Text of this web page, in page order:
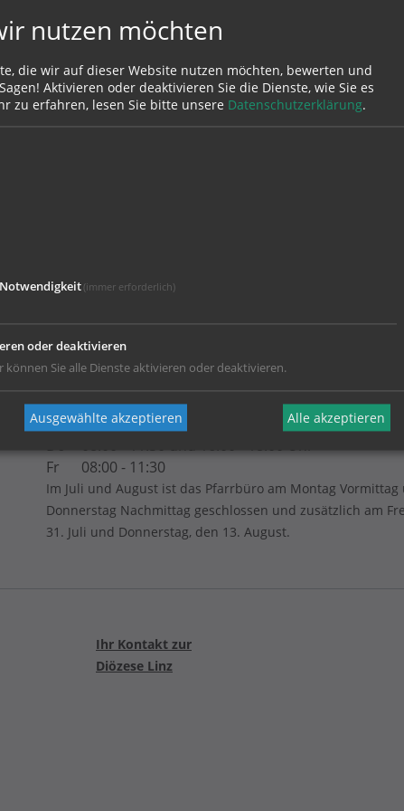
Johann-
Mo
08:00 - 11:30
Di
08:00 - 11:30
Fr
08:00 - 11:30
Im Juli und August ist das Pfarrbüro am Montag Vormittag
Donnerstag Nachmittag geschlossen und zusätzlich am
31. Juli und Donnerstag, den 13. August.
Ihr Kontakt zur
Diözese Linz
nutzen möchten
die wir auf dieser Website nutzen möchten, bewerten und
Aktivieren oder deaktivieren Sie die Dienste, wie Sie es
zu erfahren, lesen Sie bitte unsere Datenschutzerklärung.
(immer erforderlich)
oder deaktivieren
können Sie alle Dienste aktivieren oder deaktivieren.
Ausgewählte akzeptieren Alle akzeptieren